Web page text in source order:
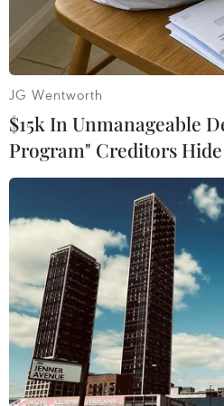
Chuyển thanh long đi tiêu thụ.
Mặc dù trái cây Việt Nam
quốc gia, vùng lãnh thổ
lượng trái cây xuất khẩu
JG Wentworth
$15k In Unmanageable
Program" Creditors